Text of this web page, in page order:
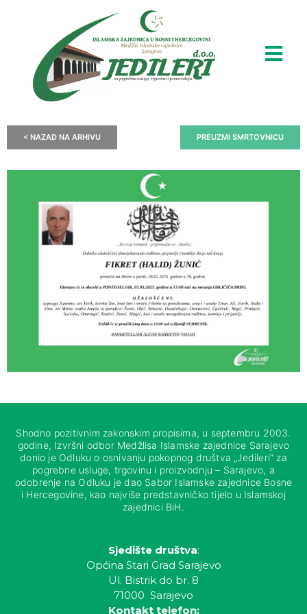
< NAZAD NA ARHIVU PREUZMI SMRTOVNICU
Shodno pozitivnim zakonskim propisima, u septembru 2003.
godine, Izvršni odbor Medžlisa Islamske zajednice Sarajevo
donio je Odluku o osnivanju pokopnog društva „Jedileri“ za
pogrebne usluge, trgovinu i proizvodnju – Sarajevo, a
odobrenje na Odluku je dao Sabor Islamske zajednice Bosne
i Hercegovine, kao najviše predstavničko tijelo u Islamskoj
zajednici BiH.
Sjedište društva:
Općina Stari Grad Sarajevo
Ul. Bistrik do br. 8
71000 Sarajevo
Kontakt telefon: